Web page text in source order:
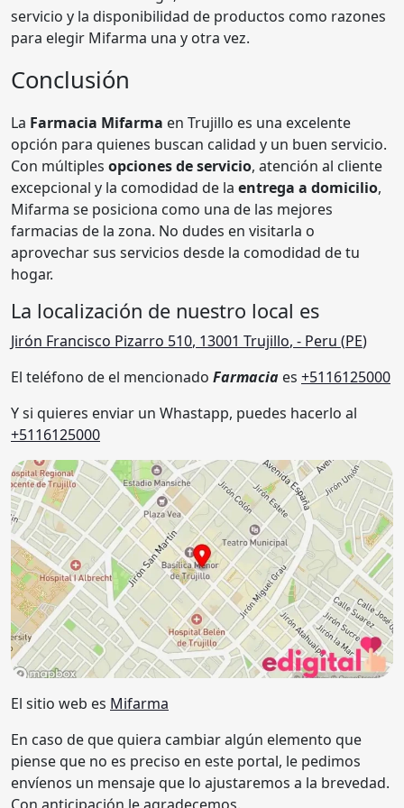
servicio y la disponibilidad de productos como razones
para elegir Mifarma una y otra vez.
Conclusión
La Farmacia Mifarma en Trujillo es una excelente
opción para quienes buscan calidad y un buen servicio.
Con múltiples opciones de servicio, atención al cliente
excepcional y la comodidad de la entrega a domicilio,
Mifarma se posiciona como una de las mejores
farmacias de la zona. No dudes en visitarla o
aprovechar sus servicios desde la comodidad de tu
hogar.
La localización de nuestro local es
Jirón Francisco Pizarro 510, 13001 Trujillo, - Peru (PE)
El teléfono de el mencionado Farmacia es +5116125000
Y si quieres enviar un Whastapp, puedes hacerlo al
+5116125000
El sitio web es Mifarma
En caso de que quiera cambiar algún elemento que
piense que no es preciso en este portal, le pedimos
envíenos un mensaje que lo ajustaremos a la brevedad.